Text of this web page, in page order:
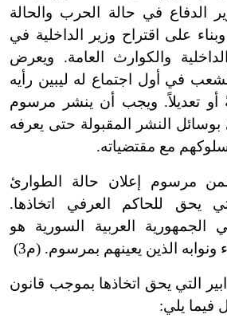
الدفاع في حالة الحرب والحالة
وبناء على اقتراح وزير الداخلية في
والكوارث العامة. ويعرض
في أول اجتماع له ليبين رأيه
أو تعديلاً. ويجب أن ينشر مرسوم
بوسائل النشر المقبولة حتى يعرفه
سلوكهم مع مقتضياته.
مرسوم إعلان حالة الطوارئ
يحق للحاكم العرفي اتخاذها.
الجمهورية العربية السورية هو
الذين يعينهم بمرسوم. (م3)
التي يحق اتخاذها بموجب قانون
فيما يلي: